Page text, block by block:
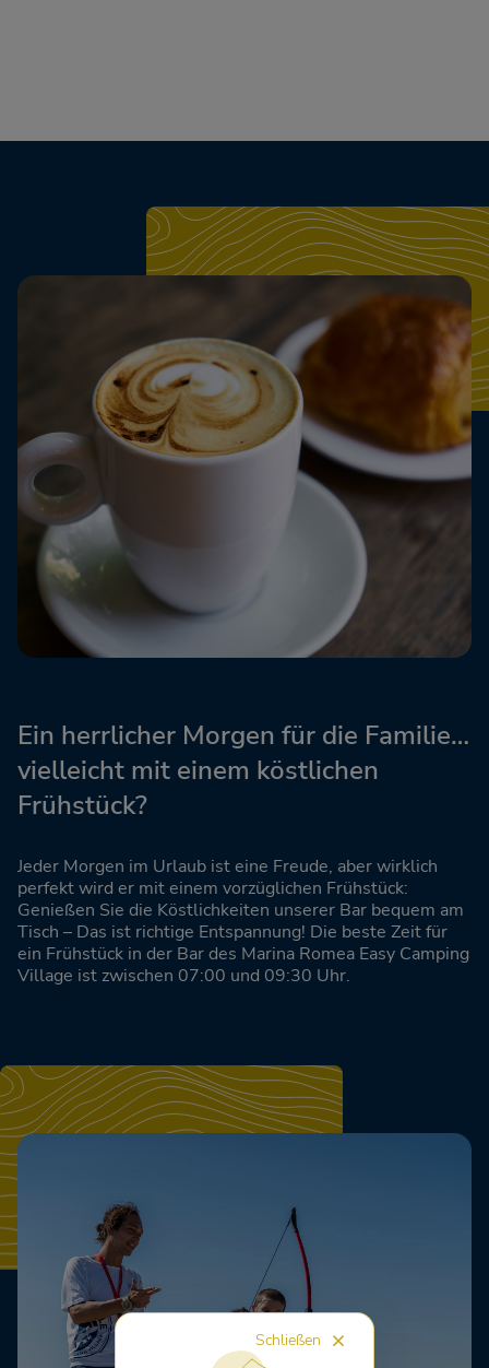
Ein herrlicher Morgen für die Familie…
vielleicht mit einem köstlichen
Frühstück?
Jeder Morgen im Urlaub ist eine Freude, aber wirklich
perfekt wird er mit einem vorzüglichen Frühstück:
Genießen Sie die Köstlichkeiten unserer Bar bequem am
Tisch – Das ist richtige Entspannung! Die beste Zeit für
ein Frühstück in der Bar des Marina Romea Easy Camping
Village ist zwischen 07:00 und 09:30 Uhr.
Schließen